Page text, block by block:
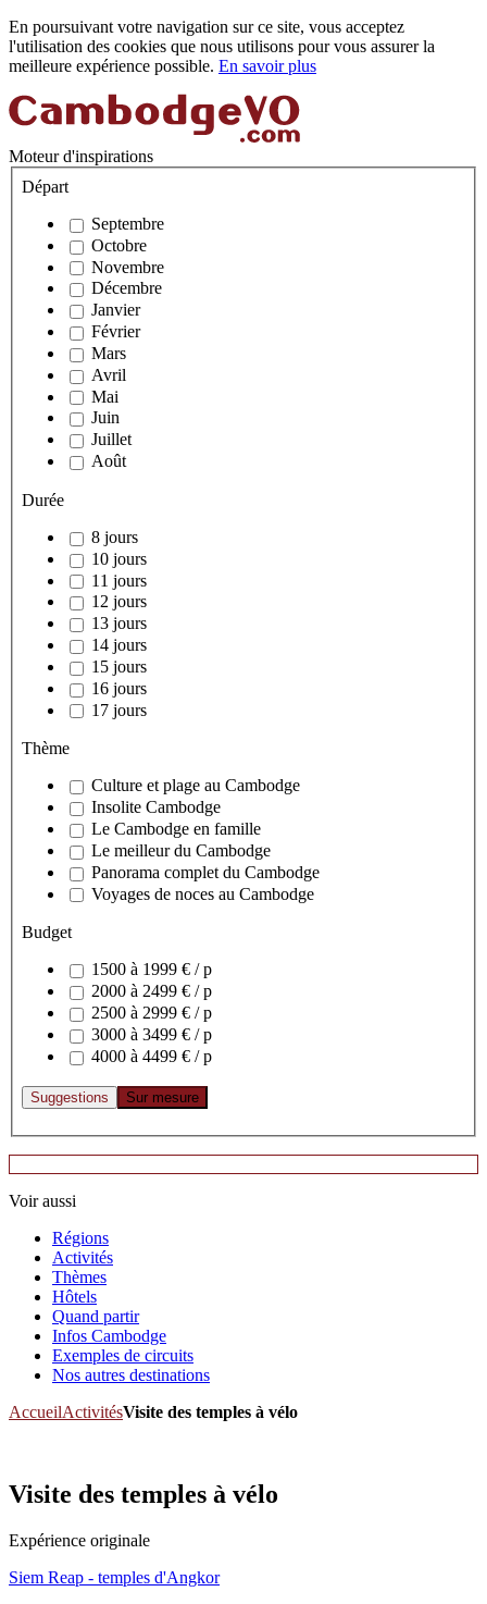
En poursuivant votre navigation sur ce site, vous acceptez
l'utilisation des cookies que nous utilisons pour vous assurer la
meilleure expérience possible. En savoir plus
Moteur d'inspirations
Départ
Septembre
Octobre
Novembre
Décembre
Janvier
Février
Mars
Avril
Mai
Juin
Juillet
Août
Durée
8 jours
10 jours
11 jours
12 jours
13 jours
14 jours
15 jours
16 jours
17 jours
Thème
Culture et plage au Cambodge
Insolite Cambodge
Le Cambodge en famille
Le meilleur du Cambodge
Panorama complet du Cambodge
Voyages de noces au Cambodge
Budget
1500 à 1999 € / p
2000 à 2499 € / p
2500 à 2999 € / p
3000 à 3499 € / p
4000 à 4499 € / p
Voir aussi
Régions
Activités
Thèmes
Hôtels
Quand partir
Infos Cambodge
Exemples de circuits
Nos autres destinations
AccueilActivitésVisite des temples à vélo
Visite des temples à vélo
Expérience originale
Siem Reap - temples d'Angkor